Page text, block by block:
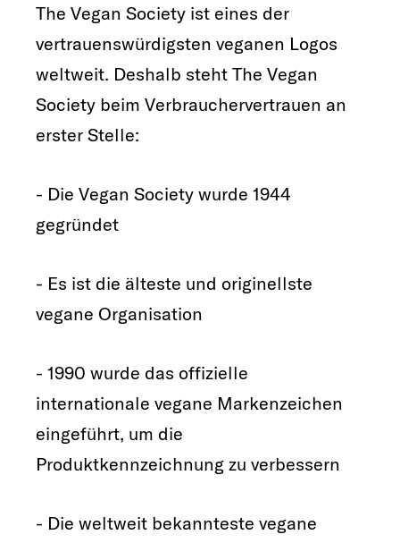
The Vegan Society ist eines der
vertrauenswürdigsten veganen Logos
weltweit. Deshalb steht The Vegan
Society beim Verbrauchervertrauen an
erster Stelle:
- Die Vegan Society wurde 1944
gegründet
- Es ist die älteste und originellste
vegane Organisation
- 1990 wurde das offizielle
internationale vegane Markenzeichen
eingeführt, um die
Produktkennzeichnung zu verbessern
- Die weltweit bekannteste vegane